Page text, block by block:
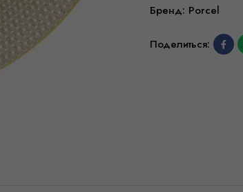
Бренд: Porcel
Поделиться: